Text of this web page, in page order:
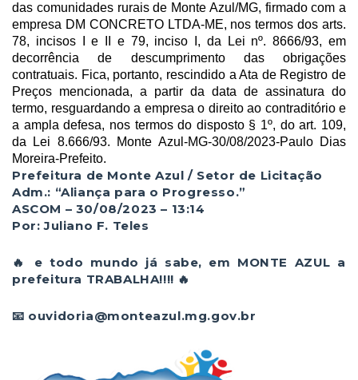
das comunidades rurais de Monte Azul/MG, firmado com a
empresa DM CONCRETO LTDA-ME, nos termos dos arts.
78, incisos I e II e 79, inciso I, da Lei nº. 8666/93, em
decorrência de descumprimento das obrigações
contratuais. Fica, portanto, rescindido a Ata de Registro de
Preços mencionada, a partir da data de assinatura do
termo, resguardando a empresa o direito ao contraditório e
a ampla defesa, nos termos do disposto § 1º, do art. 109,
da Lei 8.666/93. Monte Azul-MG-30/08/2023-Paulo Dias
Moreira-Prefeito.
Prefeitura de Monte Azul / Setor de Licitação
Adm.: “Aliança para o Progresso.”
ASCOM – 30/08/2023 – 13:14
Por: Juliano F. Teles
🔥 e todo mundo já sabe, em MONTE AZUL a
prefeitura TRABALHA!!!! 🔥
📧 ouvidoria@monteazul.mg.gov.br